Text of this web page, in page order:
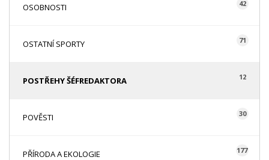
OSOBNOSTI 42
OSTATNÍ SPORTY 71
POSTŘEHY ŠÉFREDAKTORA 12
POVĚSTI 30
PŘÍRODA A EKOLOGIE 177